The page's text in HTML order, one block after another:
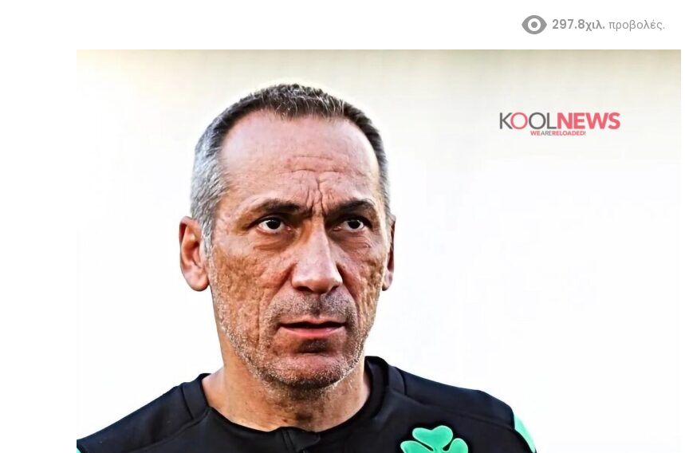
297.8χιλ. προβολές.